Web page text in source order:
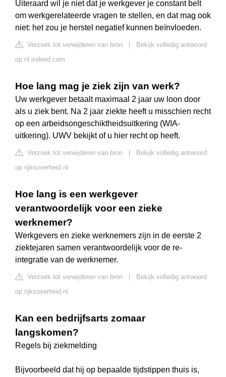
Uiteraard wil je niet dat je werkgever je constant belt
om werkgerelateerde vragen te stellen, en dat mag ook
niet: het zou je herstel negatief kunnen beïnvloeden.
Verzoek tot verwijderen van bron
Bekijk volledig antwoord
op nl.indeed.com
Hoe lang mag je ziek zijn van werk?
Uw werkgever betaalt maximaal 2 jaar uw loon door
als u ziek bent. Na 2 jaar ziekte heeft u misschien recht
op een arbeidsongeschiktheidsuitkering (WIA-
uitkering). UWV bekijkt of u hier recht op heeft.
Verzoek tot verwijderen van bron
Bekijk volledig antwoord
op rijksoverheid.nl
Hoe lang is een werkgever
verantwoordelijk voor een zieke
werknemer?
Werkgevers en zieke werknemers zijn in de eerste 2
ziektejaren samen verantwoordelijk voor de re-
integratie van de werknemer.
Verzoek tot verwijderen van bron
Bekijk volledig antwoord
op rijksoverheid.nl
Kan een bedrijfsarts zomaar
langskomen?
Regels bij ziekmelding
Bijvoorbeeld dat hij op bepaalde tijdstippen thuis is,